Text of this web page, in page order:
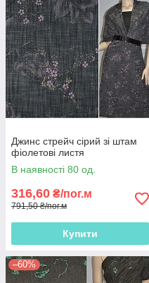
Джинс стрейч сірий зі штам
фіолетові листя
В наявності 80 од.
316,60 ₴/пог.м
791,50 ₴/пог.м
Купити
–60%